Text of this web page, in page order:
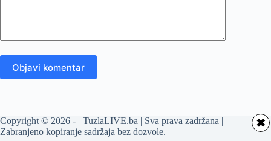
Objavi komentar
Copyright © 2026 - TuzlaLIVE.ba | Sva prava zadržana |
Zabranjeno kopiranje sadržaja bez dozvole.
✖